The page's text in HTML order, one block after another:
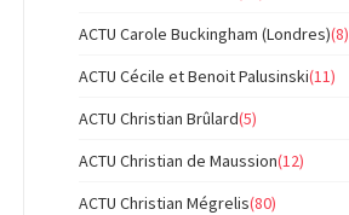
ACTU Carole Buckingham (Londres)(8)
ACTU Cécile et Benoit Palusinski(11)
ACTU Christian Brûlard(5)
ACTU Christian de Maussion(12)
ACTU Christian Mégrelis(80)